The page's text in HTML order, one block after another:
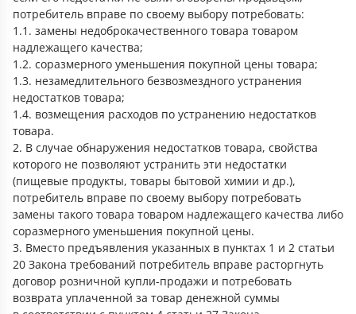
потребитель вправе по своему выбору потребовать:
1.1. замены недоброкачественного товара товаром
надлежащего качества;
1.2. соразмерного уменьшения покупной цены товара;
1.3. незамедлительного безвозмездного устранения
недостатков товара;
1.4. возмещения расходов по устранению недостатков
товара.
2. В случае обнаружения недостатков товара, свойства
которого не позволяют устранить эти недостатки
(пищевые продукты, товары бытовой химии и др.),
потребитель вправе по своему выбору потребовать
замены такого товара товаром надлежащего качества либо
соразмерного уменьшения покупной цены.
3. Вместо предъявления указанных в пунктах 1 и 2 статьи
20 Закона требований потребитель вправе расторгнуть
договор розничной купли-продажи и потребовать
возврата уплаченной за товар денежной суммы